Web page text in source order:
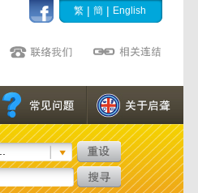
繁 | 簡 | English